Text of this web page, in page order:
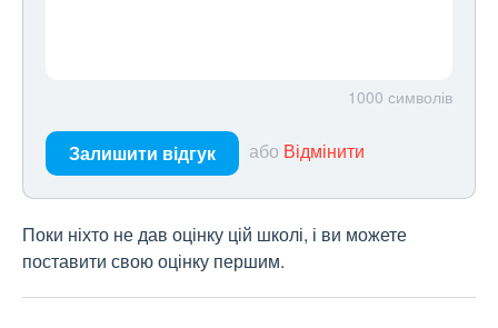
1000 символів
Залишити відгук або Відмінити
Поки ніхто не дав оцінку цій школі, і ви можете
поставити свою оцінку першим.